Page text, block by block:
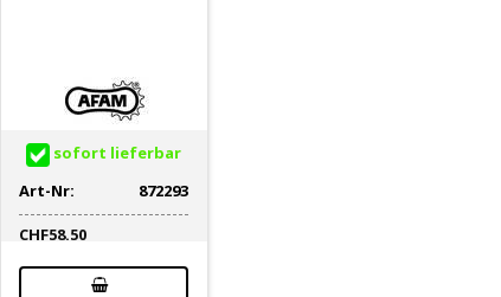
sofort lieferbar
Art-Nr:
872293
CHF58.50